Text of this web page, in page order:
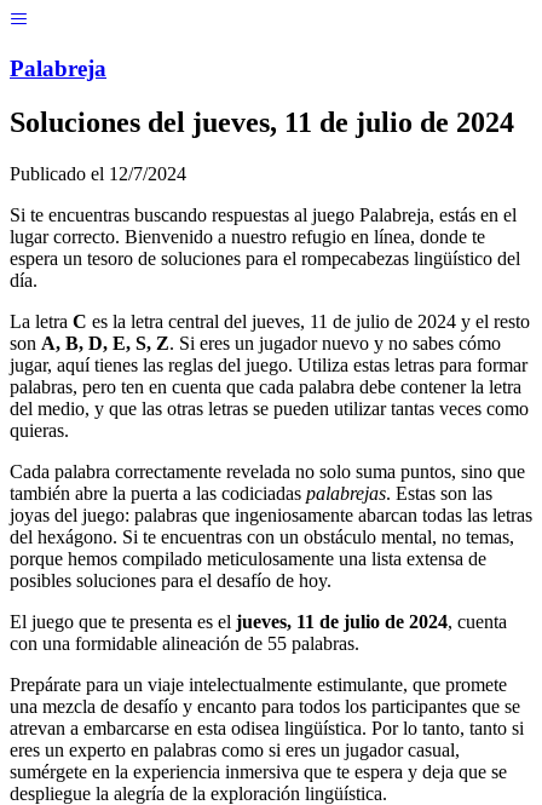
Palabreja
Soluciones del jueves, 11 de julio de 2024
Publicado el 12/7/2024
Si te encuentras buscando respuestas al juego Palabreja, estás en el
lugar correcto. Bienvenido a nuestro refugio en línea, donde te
espera un tesoro de soluciones para el rompecabezas lingüístico del
día.
La letra C es la letra central del jueves, 11 de julio de 2024 y el resto
son A, B, D, E, S, Z. Si eres un jugador nuevo y no sabes cómo
jugar, aquí tienes las reglas del juego. Utiliza estas letras para formar
palabras, pero ten en cuenta que cada palabra debe contener la letra
del medio, y que las otras letras se pueden utilizar tantas veces como
quieras.
Cada palabra correctamente revelada no solo suma puntos, sino que
también abre la puerta a las codiciadas palabrejas. Estas son las
joyas del juego: palabras que ingeniosamente abarcan todas las letras
del hexágono. Si te encuentras con un obstáculo mental, no temas,
porque hemos compilado meticulosamente una lista extensa de
posibles soluciones para el desafío de hoy.
El juego que te presenta es el jueves, 11 de julio de 2024, cuenta
con una formidable alineación de 55 palabras.
Prepárate para un viaje intelectualmente estimulante, que promete
una mezcla de desafío y encanto para todos los participantes que se
atrevan a embarcarse en esta odisea lingüística. Por lo tanto, tanto si
eres un experto en palabras como si eres un jugador casual,
sumérgete en la experiencia inmersiva que te espera y deja que se
despliegue la alegría de la exploración lingüística.